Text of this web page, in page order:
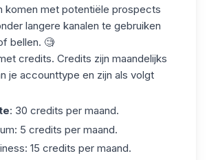
komen met potentiële prospects
langere kanalen te gebruiken
bellen. 🧐
credits. Credits zijn maandelijks
je accounttype en zijn als volgt
: 30 credits per maand.
: 5 credits per maand.
: 15 credits per maand.